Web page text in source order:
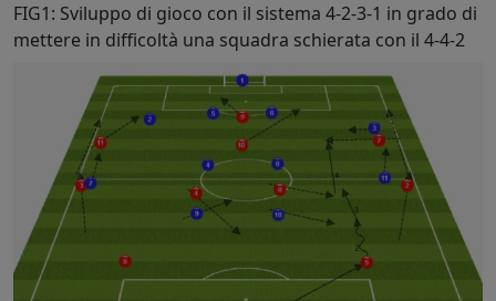
FIG1: Sviluppo di gioco con il sistema 4-2-3-1 in grado di
mettere in difficoltà una squadra schierata con il 4-4-2